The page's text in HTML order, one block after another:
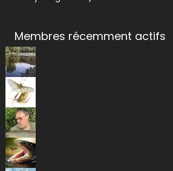
Membres récemment actifs